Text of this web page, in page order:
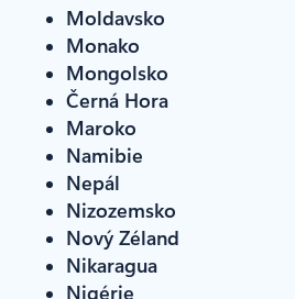
Moldavsko
Monako
Mongolsko
Černá Hora
Maroko
Namibie
Nepál
Nizozemsko
Nový Zéland
Nikaragua
Nigérie